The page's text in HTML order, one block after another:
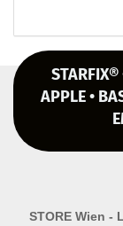
STARFIX®
APPLE •
STORE Wien -